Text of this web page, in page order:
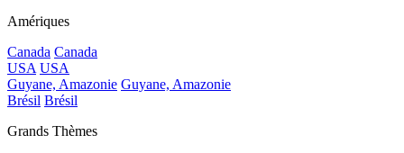
Amériques
Canada Canada
USA USA
Guyane, Amazonie Guyane, Amazonie
Brésil Brésil
Grands Thèmes